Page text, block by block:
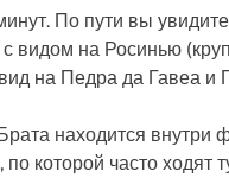
По пути вы
с видом на Росинью
на Педра да Гавеа и
находится внутри
по которой часто